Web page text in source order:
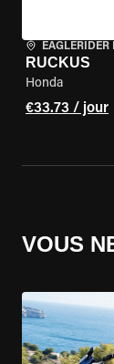
EAGLERIDER
RUCKUS
Honda
€33.73 / jour
VOUS